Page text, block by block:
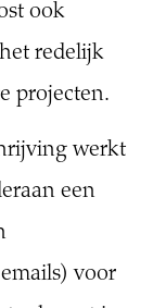
ook
redelijk
projecten.
werkt
een
voor